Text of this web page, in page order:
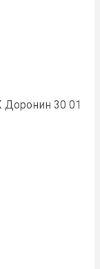
Доронин 30 01